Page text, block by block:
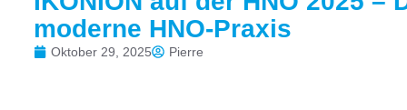
moderne HNO-Praxis
Oktober 29, 2025 Pierre